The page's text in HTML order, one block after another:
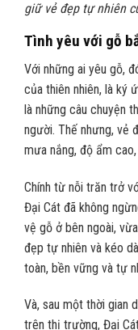
giữ vẻ đẹp tự nhiên
Tình yêu với gỗ
Với những ai yêu gỗ,
của thiên nhiên, là ký
là những câu chuyện
người. Thế nhưng, vẻ
mưa nắng, độ ẩm
Chính từ nỗi trăn trở
Đại Cát đã không
vệ gỗ ở bên ngoài,
đẹp tự nhiên và kéo
toàn, bền vững và tự
Và, sau một thời gian
trên thị trường, Đại